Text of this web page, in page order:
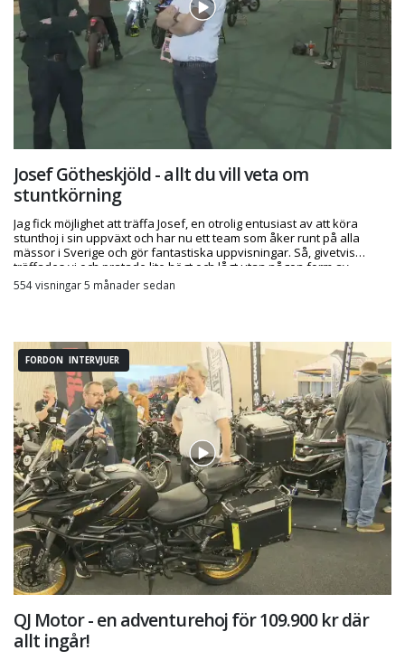
Josef Götheskjöld - allt du vill veta om
stuntkörning
Jag fick möjlighet att träffa Josef, en otrolig entusiast av att köra
stunthoj i sin uppväxt och har nu ett team som åker runt på alla
mässor i Sverige och gör fantastiska uppvisningar. Så, givetvis
träffades vi och pratade lite högt och lågt utan någon form av
talmanus - mycket nöje!
554 visningar 5 månader sedan
FORDON INTERVJUER
QJ Motor - en adventurehoj för 109.900 kr där
allt ingår!